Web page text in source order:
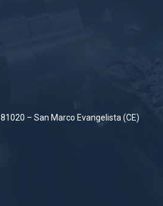
81020 – San Marco Evangelista (CE)